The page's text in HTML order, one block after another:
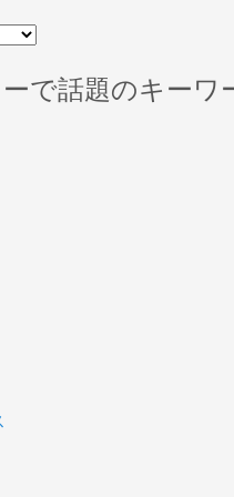
で話題のキーワ